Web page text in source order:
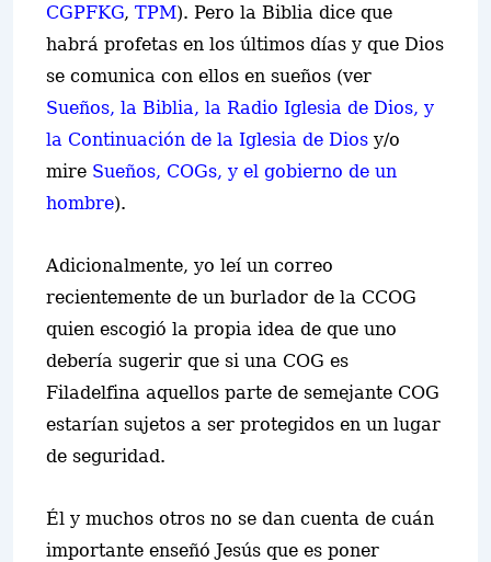
CGPFKG, TPM). Pero la Biblia dice que
habrá profetas en los últimos días y que Dios
se comunica con ellos en sueños (ver
Sueños, la Biblia, la Radio Iglesia de Dios, y
la Continuación de la Iglesia de Dios y/o
mire Sueños, COGs, y el gobierno de un
hombre).
Adicionalmente, yo leí un correo
recientemente de un burlador de la CCOG
quien escogió la propia idea de que uno
debería sugerir que si una COG es
Filadelfina aquellos parte de semejante COG
estarían sujetos a ser protegidos en un lugar
de seguridad.
Él y muchos otros no se dan cuenta de cuán
importante enseñó Jesús que es poner